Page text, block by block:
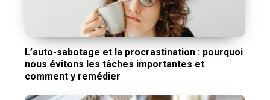
L’auto-sabotage et la procrastination : pourquoi
nous évitons les tâches importantes et
comment y remédier